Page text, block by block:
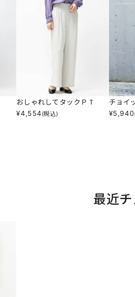
おしゃれしてタックＰＴ
¥4,554(税込)
チョイ
¥5,940
最近